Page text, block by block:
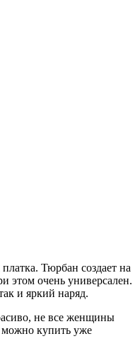
Тюрбан создает на
этом очень универсален.
и яркий наряд.
не все женщины
можно купить уже